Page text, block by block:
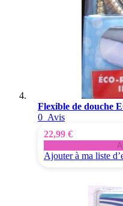
Flexible de douche
0 Avis
22,99 €
Ajouter à ma liste